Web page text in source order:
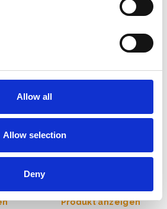
Allow all
Allow selection
Deny
A-
ASC Zimmerfahrgerüst A-
€599,00 €686,00 Exkl.
Produkt anzeigen